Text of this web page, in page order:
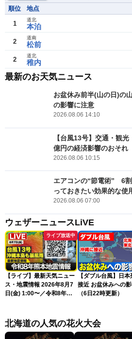
順位 地点
1 本泊
道北
2 松前
道南
2 稚内
道北
最新のお天気ニュース
お盆休み前半(山の日)の
の影響に注意
2026.08.06 14:10
【台風13号】交通・観
億円の経済影響のおそれ
2026.08.06 10:15
エアコンの“節電術” 6
っておきたい効果的な使
2026.08.06 07:00
ウェザーニュースLiVE
ライブ放送中
【ライブ】最新天気ニュー
ス・地震情報 2026年8月7
日(金) 1:00〜／令和8年熊
スLiVE〉
【ダブル台風】日
接近 お盆休みへの影響は？
（6日22時更新）
北海道の人気の花火大会